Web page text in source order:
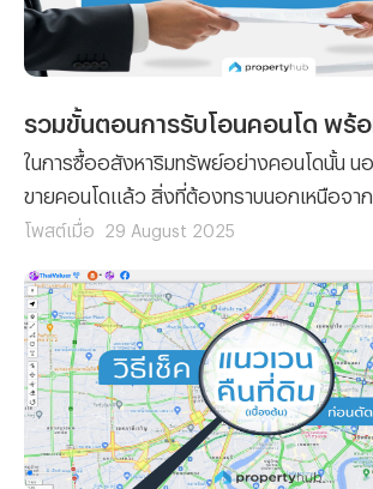
ในการซื้ออสังหาริมทรัพย์อย่างคอนโดนั้น นอ
ขายคอนโดแล้ว สิ่งที่ต้องทราบนอกเหนือจา
ขั้นตอนต่างๆ ที่ผู้ซื้อทุกรายจะต้องทำความเข้าใ
คอนโดมือสองต่อจากผู้เป็นเจ้าของก็ตาม ขั้
คอนโด คือเรื่องที่จะสร้างความปวดหัวไม่น้อ
เคยทำความเข้าใจมาก่อน
โพสต์เมื่อ 29 August 2025